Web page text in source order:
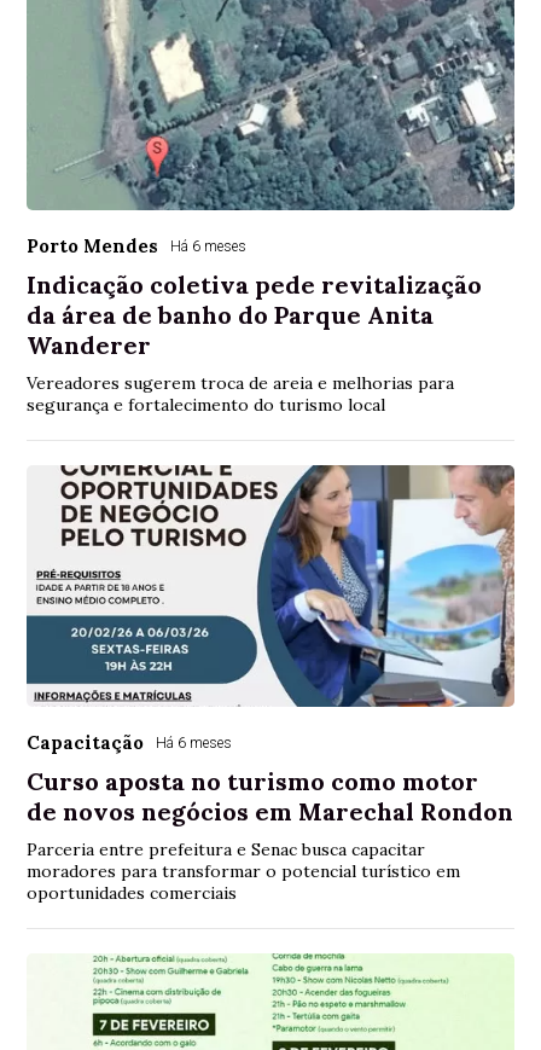
Porto Mendes Há 6 meses
Indicação coletiva pede revitalização
da área de banho do Parque Anita
Wanderer
Vereadores sugerem troca de areia e melhorias para
segurança e fortalecimento do turismo local
Capacitação Há 6 meses
Curso aposta no turismo como motor
de novos negócios em Marechal Rondon
Parceria entre prefeitura e Senac busca capacitar
moradores para transformar o potencial turístico em
oportunidades comerciais